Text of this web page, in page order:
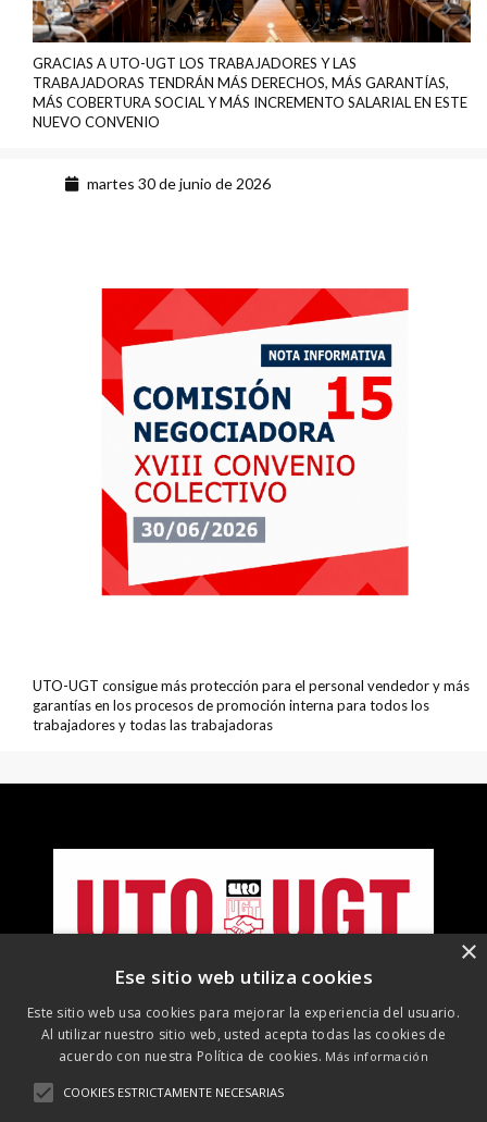
GRACIAS A UTO-UGT LOS TRABAJADORES Y LAS
TRABAJADORAS TENDRÁN MÁS DERECHOS, MÁS GARANTÍAS,
MÁS COBERTURA SOCIAL Y MÁS INCREMENTO SALARIAL EN ESTE
NUEVO CONVENIO
martes 30 de junio de 2026
UTO-UGT consigue más protección para el personal vendedor y más
garantías en los procesos de promoción interna para todos los
trabajadores y todas las trabajadoras
×
Ese sitio web utiliza cookies
Este sitio web usa cookies para mejorar la experiencia del usuario.
Al utilizar nuestro sitio web, usted acepta todas las cookies de
acuerdo con nuestra Política de cookies. Más información
COOKIES ESTRICTAMENTE NECESARIAS